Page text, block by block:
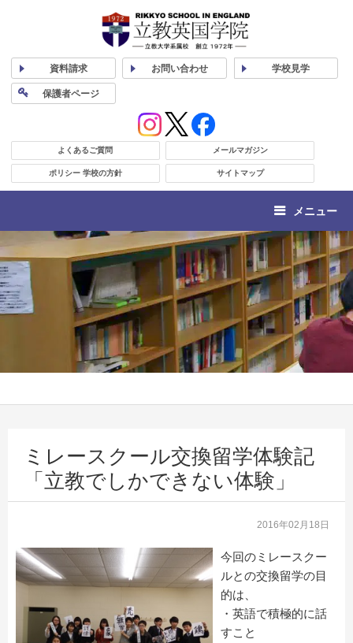
資料請求 お問い合わせ 学校見学
保護者ページ
よくあるご質問 メールマガジン
ポリシー 学校の方針 サイトマップ
メニュー
ミレースクール交換留学体験記
「立教でしかできない体験」
2016年02月18日
今回のミレースクー
ルとの交換留学の目
的は、
・英語で積極的に話
すこと